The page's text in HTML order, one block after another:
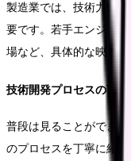
製造業では、技術力や
要です。若手エンジニ
場など、具体的な映像を
技術開発プロセスの可視
普段は見ることができ
のプロセスを丁寧に紹